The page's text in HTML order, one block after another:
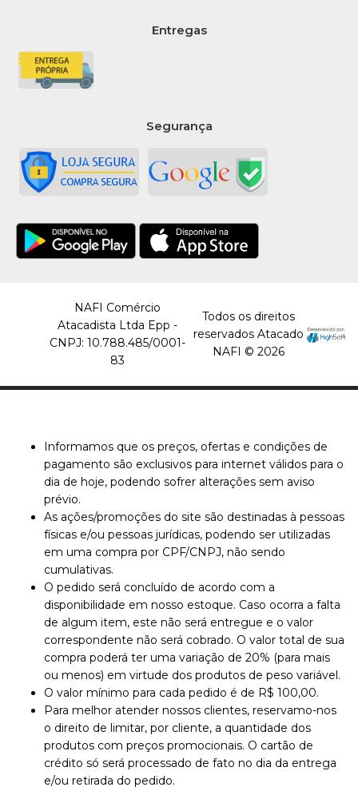
Entregas
Segurança
NAFI Comércio
Atacadista Ltda Epp -
CNPJ: 10.788.485/0001-
83
Todos os direitos
reservados Atacado
NAFI © 2026
Informamos que os preços, ofertas e condições de
pagamento são exclusivos para internet válidos para o
dia de hoje, podendo sofrer alterações sem aviso
prévio.
As ações/promoções do site são destinadas à pessoas
físicas e/ou pessoas jurídicas, podendo ser utilizadas
em uma compra por CPF/CNPJ, não sendo
cumulativas.
O pedido será concluído de acordo com a
disponibilidade em nosso estoque. Caso ocorra a falta
de algum item, este não será entregue e o valor
correspondente não será cobrado. O valor total de sua
compra poderá ter uma variação de 20% (para mais
ou menos) em virtude dos produtos de peso variável.
O valor mínimo para cada pedido é de R$ 100,00.
Para melhor atender nossos clientes, reservamo-nos
o direito de limitar, por cliente, a quantidade dos
produtos com preços promocionais. O cartão de
crédito só será processado de fato no dia da entrega
e/ou retirada do pedido.